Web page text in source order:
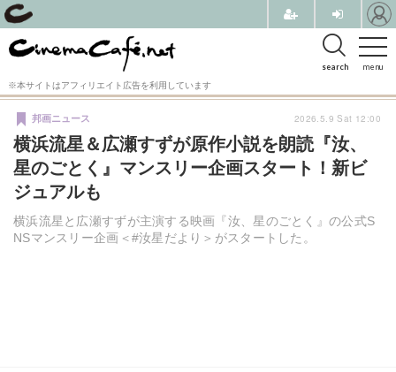
menu
search
※本サイトはアフィリエイト広告を利用しています
横浜流星＆広瀬すずが原作小説を朗読『汝、
星のごとく』マンスリー企画スタート！新ビ
ジュアルも
横浜流星と広瀬すずが主演する映画『汝、星のごとく』の公式S
NSマンスリー企画＜#汝星だより＞がスタートした。
邦画ニュース 2026.5.9 Sat 12:00